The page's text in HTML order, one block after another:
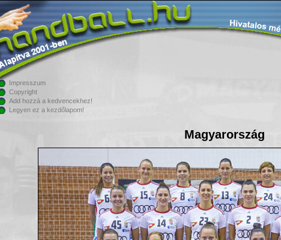
Impresszum
Copyright
Add hozzá a kedvencekhez!
Legyen ez a kezdőlapom!
Magyarország